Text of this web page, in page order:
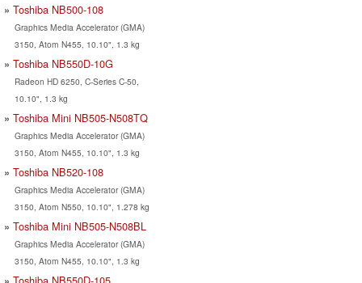
Toshiba NB500-108
Graphics Media Accelerator (GMA)
3150, Atom N455, 10.10", 1.3 kg
Toshiba NB550D-10G
Radeon HD 6250, C-Series C-50,
10.10", 1.3 kg
Toshiba Mini NB505-N508TQ
Graphics Media Accelerator (GMA)
3150, Atom N455, 10.10", 1.3 kg
Toshiba NB520-108
Graphics Media Accelerator (GMA)
3150, Atom N550, 10.10", 1.278 kg
Toshiba Mini NB505-N508BL
Graphics Media Accelerator (GMA)
3150, Atom N455, 10.10", 1.3 kg